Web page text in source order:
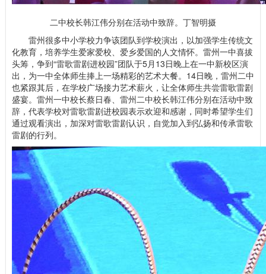
二中校长韩江伟分别在活动中致辞。丁智明摄
雷州很多中小学校力争该团队到学校演出，以加强学生传统文
化教育，培养学生爱家爱校、爱乡爱国的人文情怀。雷州一中喜拔
头筹，争到“雷歌雷剧进校园”团队于5月13日晚上在一中新校区演
出，为一中全体师生捧上一场精彩的艺术大餐。14日晚，雷州二中
也紧跟其后，在学校广场接力艺术薪火，让全体师生共尝雷歌雷剧
盛宴。雷州一中校长蔡日春、雷州二中校长韩江伟分别在活动中致
辞，代表学校对雷歌雷剧进校园表示欢迎和感谢，同时希望学生们
通过观看演出，加深对雷歌雷剧认识，自觉加入到弘扬和传承雷歌
雷剧的行列。